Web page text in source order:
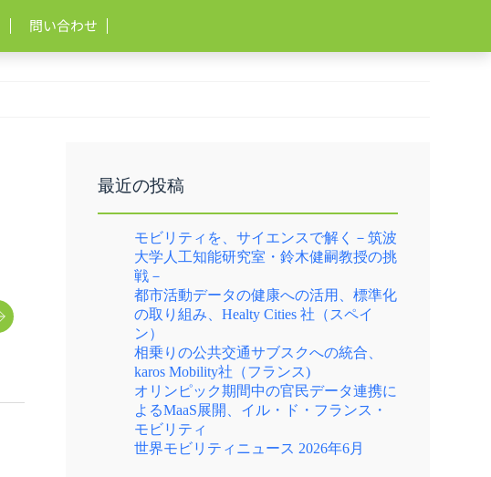
問い合わせ
最近の投稿
モビリティを、サイエンスで解く－筑波
大学人工知能研究室・鈴木健嗣教授の挑
戦－
都市活動データの健康への活用、標準化
の取り組み、Healty Cities 社（スペイ
ン）
相乗りの公共交通サブスクへの統合、
karos Mobility社（フランス)
オリンピック期間中の官民データ連携に
よるMaaS展開、イル・ド・フランス・
モビリティ
世界モビリティニュース 2026年6月